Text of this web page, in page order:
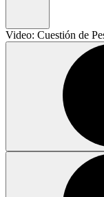
Video: Cuestión de